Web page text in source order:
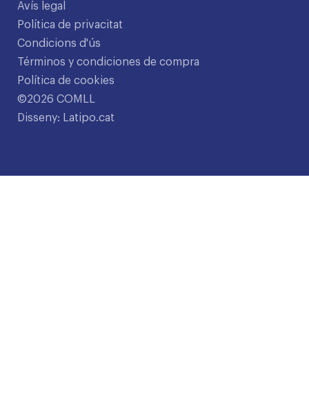
Avís legal
Política de privacitat
Condicions d'ús
Términos y condiciones de compra
Política de cookies
©2026 COMLL
Disseny: Latipo.cat